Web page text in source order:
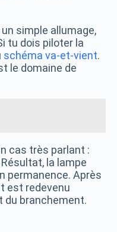
simple allumage,
tu dois piloter la
schéma va-et-vient.
le domaine de
cas très parlant :
la lampe
permanence. Après
est redevenu
du branchement.